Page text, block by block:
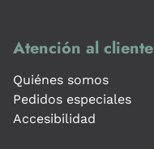
Atención al cliente
Quiénes somos
Pedidos especiales
Accesibilidad